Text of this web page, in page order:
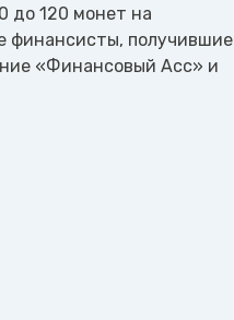
до 120 монет на
финансисты, получившие
«Финансовый Асс» и